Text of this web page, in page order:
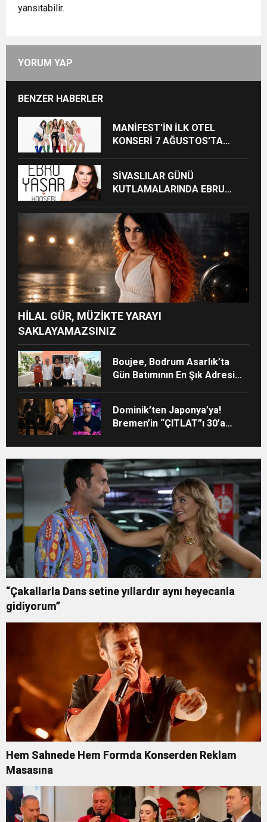
yansıtabilir.
YORUM YAP
BENZER HABERLER
MANİFEST’İN İLK OTEL
KONSERİ 7 AĞUSTOS’TA
SİVASLILAR GÜNÜ
KUTLAMALARINDA EBRU
HİLAL GÜR, MÜZİKTE YARAYI
SAKLAYAMAZSINIZ
Boujee, Bodrum Asarlık’ta
Gün Batımının En Şık Adresi
Dominik’ten Japonya’ya!
Bremen’in “ÇITLAT”ı 30’a
“Çakallarla Dans setine yıllardır aynı heyecanla
gidiyorum”
Hem Sahnede Hem Formda Konserden Reklam
Masasına